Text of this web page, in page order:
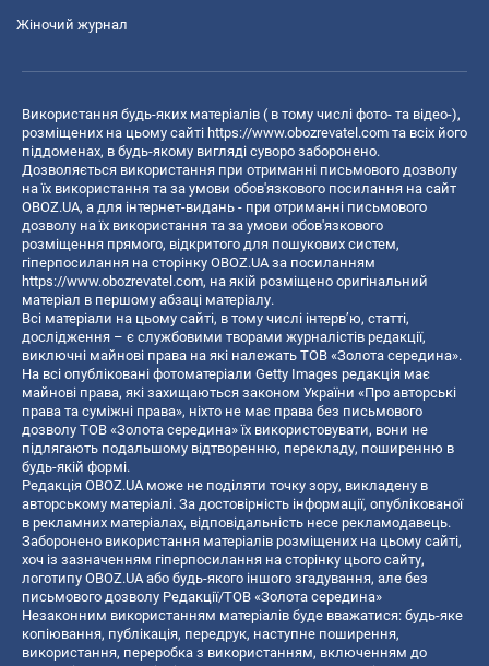
Жіночий журнал
Використання будь-яких матеріалів ( в тому числі фото- та відео-),
розміщених на цьому сайті https://www.obozrevatel.com та всіх його
піддоменах, в будь-якому вигляді суворо заборонено.
Дозволяється використання при отриманні письмового дозволу
на їх використання та за умови обов'язкового посилання на сайт
OBOZ.UA, а для інтернет-видань - при отриманні письмового
дозволу на їх використання та за умови обов'язкового
розміщення прямого, відкритого для пошукових систем,
гіперпосилання на сторінку OBOZ.UA за посиланням
https://www.obozrevatel.com, на якій розміщено оригінальний
матеріал в першому абзаці матеріалу.
Всі матеріали на цьому сайті, в тому числі інтерв’ю, статті,
дослідження – є службовими творами журналістів редакції,
виключні майнові права на які належать ТОВ «Золота середина».
На всі опубліковані фотоматеріали Getty Images редакція має
майнові права, які захищаються законом України «Про авторські
права та суміжні права», ніхто не має права без письмового
дозволу ТОВ «Золота середина» їх використовувати, вони не
підлягають подальшому відтворенню, перекладу, поширенню в
будь-якій формі.
Редакція OBOZ.UA може не поділяти точку зору, викладену в
авторському матеріалі. За достовірність інформації, опублікованої
в рекламних матеріалах, відповідальність несе рекламодавець.
Заборонено використання матеріалів розміщених на цьому сайті,
хоч із зазначенням гіперпосилання на сторінку цього сайту,
логотипу OBOZ.UA або будь-якого іншого згадування, але без
письмового дозволу Редакції/ТОВ «Золота середина»
Незаконним використанням матеріалів буде вважатися: будь-яке
копiювання, публiкацiя, передрук, наступне поширення,
використання, переробка з використанням, включенням до